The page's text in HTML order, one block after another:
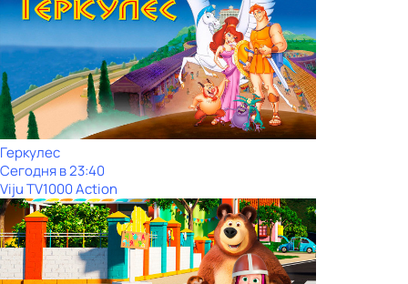
Геркулес
Сегодня в 23:40
Viju TV1000 Action